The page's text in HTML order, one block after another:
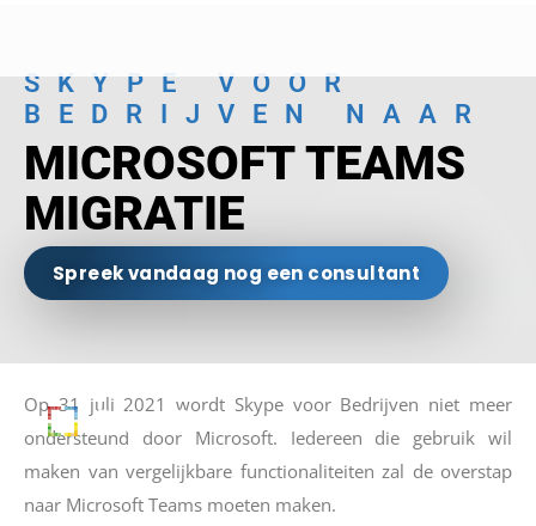
SKYPE VOOR
BEDRIJVEN NAAR
MICROSOFT TEAMS
MIGRATIE
Spreek vandaag nog een consultant
Op 31 juli 2021 wordt Skype voor Bedrijven niet meer
ondersteund door Microsoft. Iedereen die gebruik wil
maken van vergelijkbare functionaliteiten zal de overstap
naar Microsoft Teams moeten maken.